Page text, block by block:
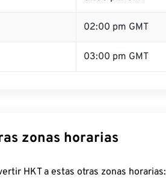
02:00 pm GMT
03:00 pm GMT
zonas horarias
HKT a estas otras zonas horarias: